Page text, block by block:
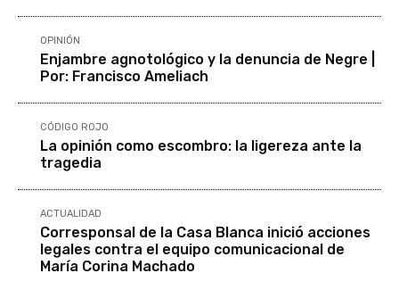
OPINIÓN
Enjambre agnotológico y la denuncia de Negre |
Por: Francisco Ameliach
CÓDIGO ROJO
La opinión como escombro: la ligereza ante la
tragedia
ACTUALIDAD
Corresponsal de la Casa Blanca inició acciones
legales contra el equipo comunicacional de
María Corina Machado